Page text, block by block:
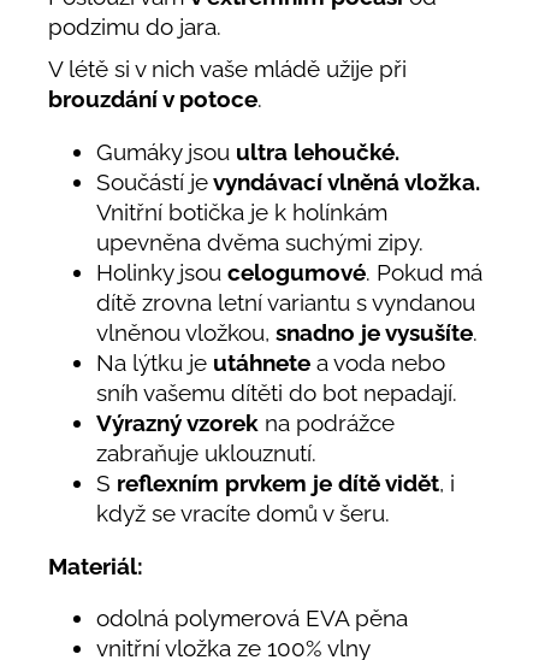
podzimu do jara.
V létě si v nich vaše mládě užije při
brouzdání v potoce.
Gumáky jsou ultra lehoučké.
Součástí jevyndávací vlněná vložka.
Vnitřní botička je k holínkám
upevněna dvěma suchými zipy.
Holinky jsou celogumové. Pokud má
dítě zrovna letní variantu s vyndanou
vlněnou vložkou, snadno je vysušíte.
Na lýtku je utáhnete a voda nebo
sníh vašemu dítěti do bot nepadají.
Výrazný vzorek na podrážce
zabraňuje uklouznutí.
S reflexním prvkem je dítě vidět, i
když se vracíte domů v šeru.
Materiál:
odolná polymerová EVA pěna
vnitřní vložka ze 100% vlny